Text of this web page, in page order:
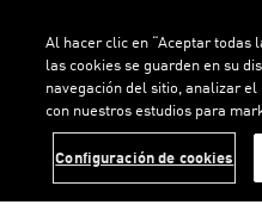
Términos y condicionesPolítica de
PUMA, 2026. Todos los derechos
Al hacer clic en “Aceptar todas
las cookies se guarden en su
navegación del sitio, analizar
con nuestros estudios para
Configuración de cookies